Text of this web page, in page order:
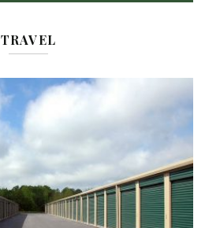
TRAVEL